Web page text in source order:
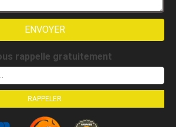
rappelle gratuitement